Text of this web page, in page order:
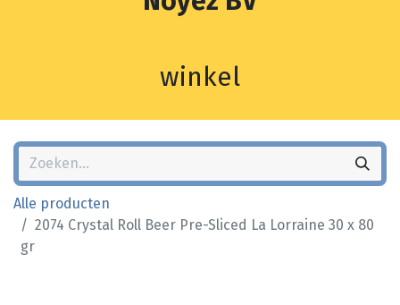
winkel
Alle producten
2074 Crystal Roll Beer Pre-Sliced La Lorraine 30 x 80
gr